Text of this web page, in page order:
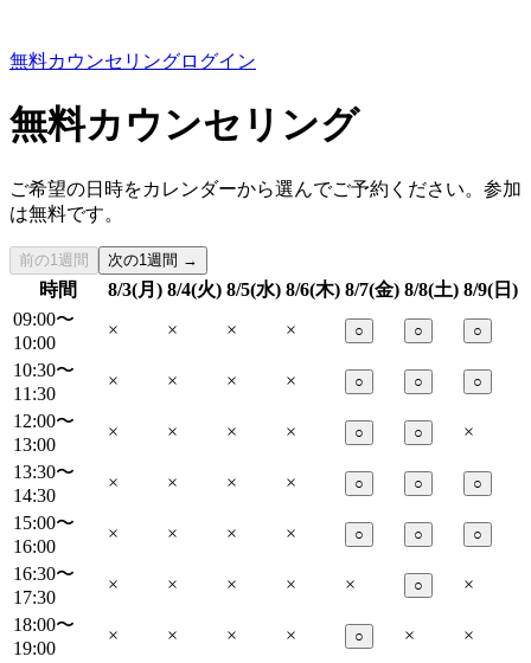
無料カウンセリングログイン
無料カウンセリング
ご希望の日時をカレンダーから選んでご予約ください。参加
は無料です。
前の1週間 次の1週間 →
時間 8/3(月) 8/4(火) 8/5(水) 8/6(木) 8/7(金) 8/8(土) 8/9(日)
09:00〜
10:00
× × × × ○ ○ ○
10:30〜
11:30
× × × × ○ ○ ○
12:00〜
13:00
× × × × ○ ○
×
13:30〜
14:30
× × × × ○ ○ ○
15:00〜
16:00
× × × × ○ ○ ○
16:30〜
17:30
× × × × × ○
×
18:00〜
19:00
× × × × ○ ×
×